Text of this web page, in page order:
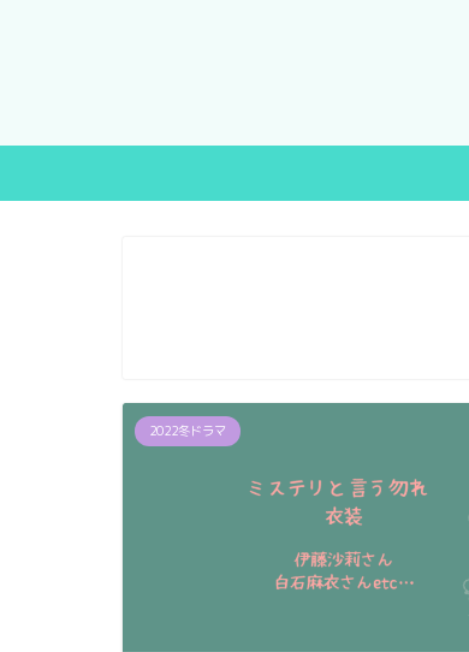
2022冬ドラマ